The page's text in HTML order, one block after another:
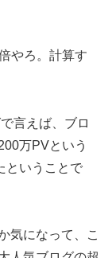
やろ。計算す
言えば、ブロ
万PVという
ということで
気になって、こ